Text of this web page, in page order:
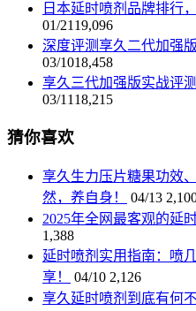
日本延时喷剂品牌排行
01/21 19,096
深度评测享久二代加强
03/1018,458
享久三代加强版实战评
03/11 18,215
猜你喜欢
享久生力压片糖果功效
然，养自身！
04/13
2025年全网最客观的延
1,388
延时喷剂实用指南：喷
享！
04/10 2,126
享久延时喷剂到底有何